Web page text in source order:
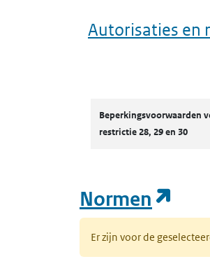
Autorisaties en
Beperkingsvoorwaarden
restrictie 28, 29 en 30
Normen
Er zijn voor de